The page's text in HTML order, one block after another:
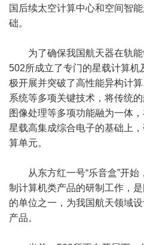
国后续太空计算中心和空间智
础。
为了确保我国航天器在轨
502所成立了专门的星载计算机
极开展并突破了高性能异构计
系统等多项关键技术，将传统
图像处理等多项功能融为一体
星载高集成综合电子的基础上
算单元。
从东方红一号“乐音盒”开
制计算机类产品的研制工作，
的单位之一，为我国航天领域
产品。